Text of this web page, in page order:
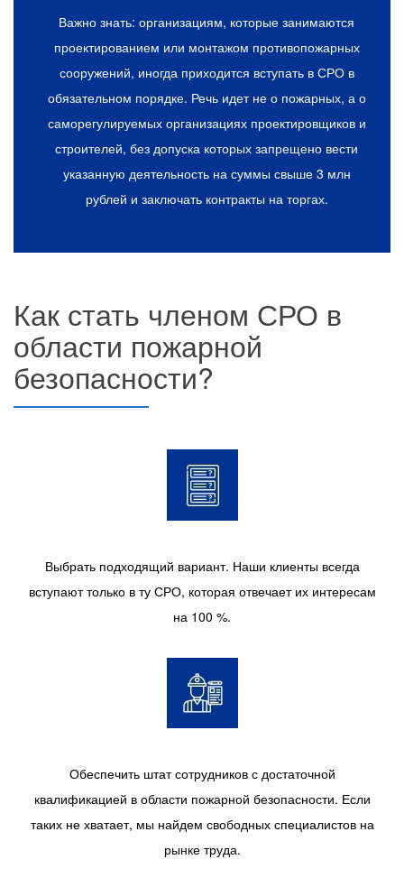
Важно знать: организациям, которые занимаются
проектированием или монтажом противопожарных
сооружений, иногда приходится вступать в СРО в
обязательном порядке. Речь идет не о пожарных, а о
саморегулируемых организациях проектировщиков и
строителей, без допуска которых запрещено вести
указанную деятельность на суммы свыше 3 млн
рублей и заключать контракты на торгах.
Как стать членом СРО в
области пожарной
безопасности?
Выбрать подходящий вариант. Наши клиенты всегда
вступают только в ту СРО, которая отвечает их интересам
на 100 %.
Обеспечить штат сотрудников с достаточной
квалификацией в области пожарной безопасности. Если
таких не хватает, мы найдем свободных специалистов на
рынке труда.